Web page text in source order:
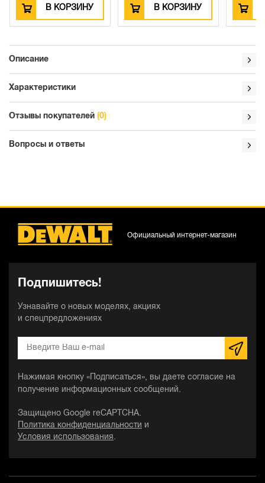
В КОРЗИНУ В КОРЗИНУ
Описание
Характеристики
Отзывы покупателей (0)
Вопросы и ответы
Подпишитесь!
Узнавайте о новых моделях, акциях
и спецпредложениях
Нажимая кнопку «Подписаться», вы даете согласие на
получение информационных сообщений.
Защищено Google reCAPTCHA.
Политика конфиденциальности и
Условия использования.
Официальный интернет-магазин